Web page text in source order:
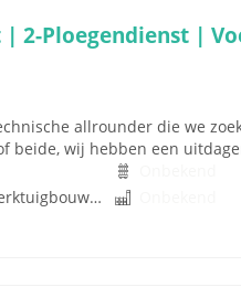
2-Ploegendienst |
allrounder die we
beide, wij hebben een
Elektrotechniek, Mechatronica, Werktuigbouwkunde